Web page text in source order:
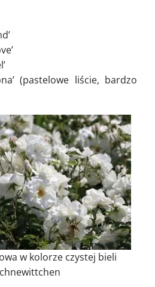
(pastelowe liście, bardzo
w kolorze czystej bieli